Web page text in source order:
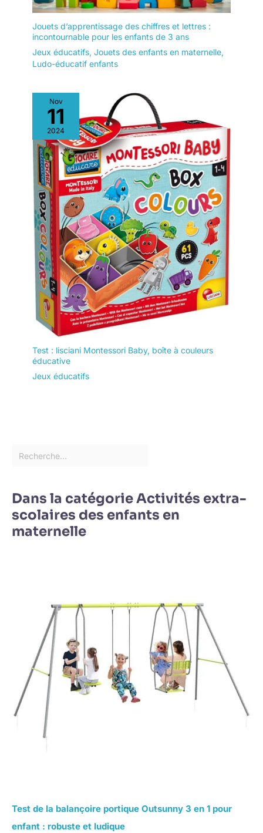
Jouets d’apprentissage des chiffres et lettres :
incontournable pour les enfants de 3 ans
Jeux éducatifs, Jouets des enfants en maternelle,
Ludo-éducatif enfants
Nov
11
2024
Test : lisciani Montessori Baby, boîte à couleurs
éducative
Jeux éducatifs
Dans la catégorie Activités extra-
scolaires des enfants en
maternelle
Test de la balançoire portique Outsunny 3 en 1 pour
enfant : robuste et ludique